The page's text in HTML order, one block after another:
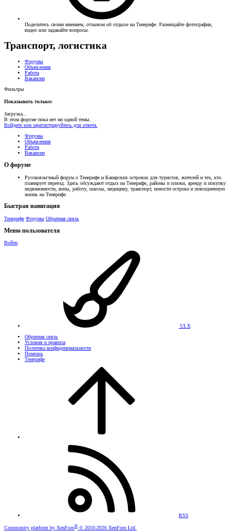
Поделитесь своим мнением, отзывом об отдыхе на Тенерифе. Размещайте фотографии,
видео или задавайте вопросы.
Транспорт, логистика
Форумы
Объявления
Работа
Вакансии
Фильтры
Показывать только:
Загрузка...
В этом форуме пока нет ни одной темы.
Войдите или зарегистрируйтесь для ответа.
Форумы
Объявления
Работа
Вакансии
О форуме
Русскоязычный форум о Тенерифе и Канарских островах для туристов, жителей и тех, кто
планирует переезд. Здесь обсуждают отдых на Тенерифе, районы и пляжи, аренду и покупку
недвижимости, визы, работу, школы, медицину, транспорт, новости острова и повседневную
жизнь на Тенерифе.
Быстрая навигация
Тенерифе Форумы Обратная связь
Меню пользователя
Войти
UI.X
Обратная связь
Условия и правила
Политика конфиденциальности
Помощь
Тенерифе
RSS
Community platform by XenForo® © 2010-2026 XenForo Ltd.